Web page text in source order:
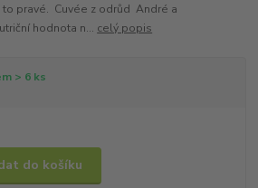
pravé. Cuvée z odrůd André a
hodnota n... celý popis
> 6 ks
do košíku